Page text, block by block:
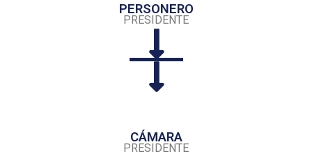
PERSONERO
PRESIDENTE
CÁMARA
PRESIDENTE